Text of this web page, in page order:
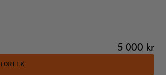
Pris:
5 000 kr